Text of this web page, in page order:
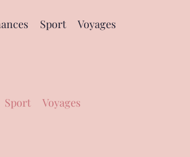
Sport Voyages
Sport Voyages